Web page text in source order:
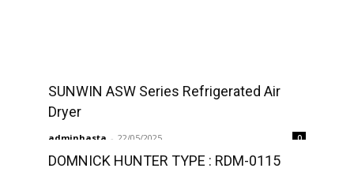
SUNWIN ASW Series Refrigerated Air
Dryer
adminhasta - 22/05/2025 0
DOMNICK HUNTER TYPE : RDM-0115